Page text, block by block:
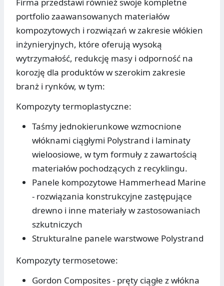
Firma przedstawi również swoje kompletne
portfolio zaawansowanych materiałów
kompozytowych i rozwiązań w zakresie włókien
inżynieryjnych, które oferują wysoką
wytrzymałość, redukcję masy i odporność na
korozję dla produktów w szerokim zakresie
branż i rynków, w tym:
Kompozyty termoplastyczne:
Taśmy jednokierunkowe wzmocnione
włóknami ciągłymi Polystrand i laminaty
wieloosiowe, w tym formuły z zawartością
materiałów pochodzących z recyklingu.
Panele kompozytowe Hammerhead Marine
- rozwiązania konstrukcyjne zastępujące
drewno i inne materiały w zastosowaniach
szkutniczych
Strukturalne panele warstwowe Polystrand
Kompozyty termosetowe:
Gordon Composites - pręty ciągłe z włókna